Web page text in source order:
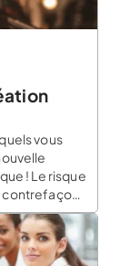
vous
! Le risque
contrefaçon
qui
à utiliser